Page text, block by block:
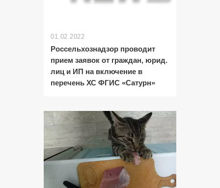
01.02.2022
Россельхознадзор проводит
прием заявок от граждан, юрид.
лиц и ИП на включение в
перечень ХС ФГИС «Сатурн»